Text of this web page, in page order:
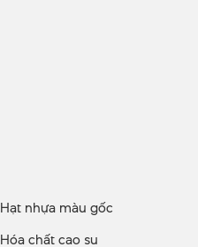
Hạt nhựa màu gốc
Hóa chất cao su